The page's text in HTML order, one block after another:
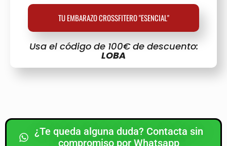
TU EMBARAZO CROSSFITERO "ESENCIAL"
Usa el código de 100€ de descuento:
LOBA
¿Te queda alguna duda? Contacta sin
compromiso por Whatsapp